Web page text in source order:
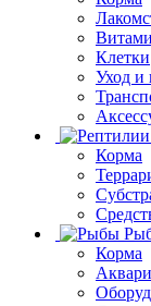
Клетки
Уход и
Корма
Корма